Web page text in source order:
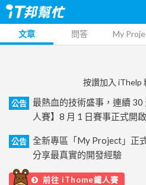
文章 問答 My
按讚加入 iThelp
公告
最熱血的技術盛事，連續
人賽】8 月 1 日賽事正式開啟
公告
全新專區「My Project」正
分享最真實的開發經驗
前往 iThome鐵人賽